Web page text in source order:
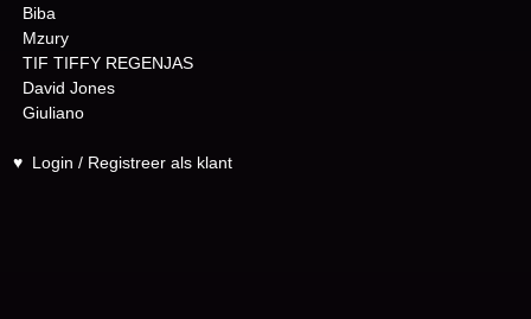
Biba
Mzury
TIF TIFFY REGENJAS
David Jones
Giuliano
♥ Login / Registreer als klant